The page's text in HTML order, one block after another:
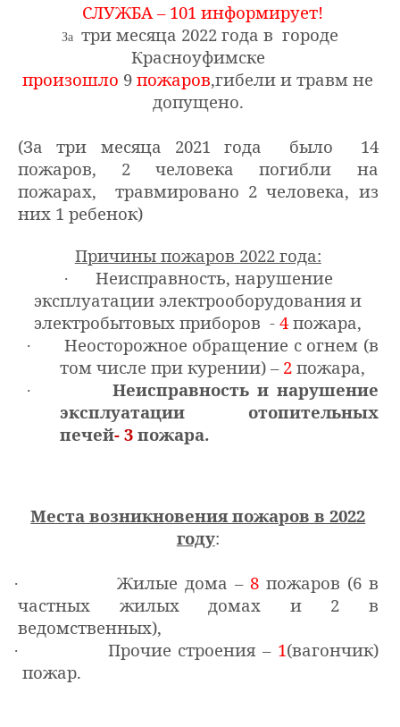
СЛУЖБА – 101 информирует!
За три месяца 2022 года в городе
Красноуфимске
произошло 9 пожаров,гибели и травм не
допущено.
(За три месяца 2021 года было 14
пожаров, 2 человека погибли на
пожарах, травмировано 2 человека, из
них 1 ребенок)
Причины пожаров 2022 года:
·
Неисправность, нарушение
эксплуатации электрооборудования и
электробытовых приборов -4пожара,
·
Неосторожное обращение с огнем (в
том числе при курении) – 2пожара,
·
Неисправность и нарушение
эксплуатации отопительных
печей- 3 пожара.
Места возникновения пожаров в 2022
году:
· Жилые дома – 8 пожаров (6 в
частных жилых домах и 2 в
ведомственных),
· Прочие строения – 1(вагончик)
пожар.